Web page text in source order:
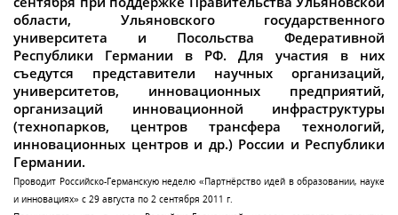
области, Ульяновского государственного
университета и Посольства Федеративной
Республики Германии в РФ. Для участия в них
съедутся представители научных организаций,
университетов, инновационных предприятий,
организаций инновационной инфраструктуры
(технопарков, центров трансфера технологий,
инновационных центров и др.) России и Республики
Германии.
Проводит Российско-Германскую неделю «Партнёрство идей в образовании, науке
и инновациях» с 29 августа по 2 сентября 2011 г.